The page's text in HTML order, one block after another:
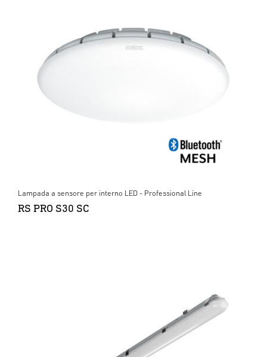
Lampada a sensore per interno LED - Professional Line
RS PRO S30 SC